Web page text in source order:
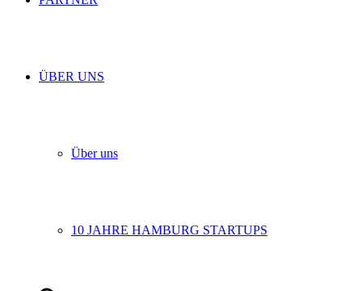
ÜBER UNS
Über uns
10 JAHRE HAMBURG STARTUPS